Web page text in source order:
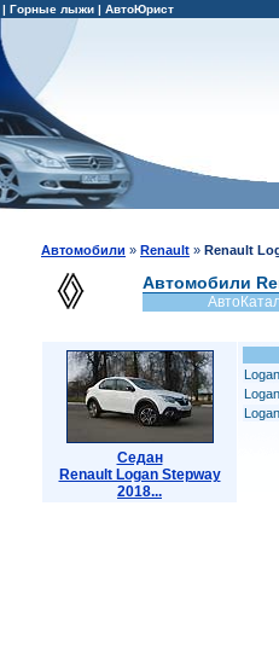
| Горные лыжи | АвтоЮрист
Автомобили » Renault » Renault
Автомобили
Седан
Renault Logan Stepway
2018...